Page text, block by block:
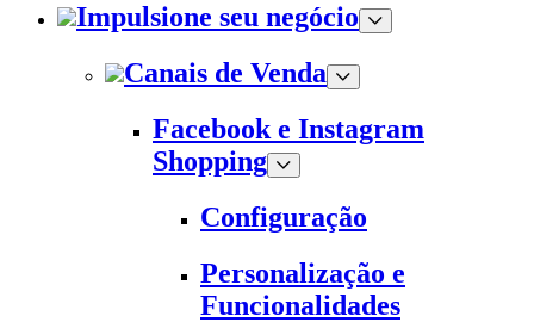
Impulsione seu negócio
Canais de Venda
Facebook e Instagram
Shopping
Configuração
Personalização e
Funcionalidades